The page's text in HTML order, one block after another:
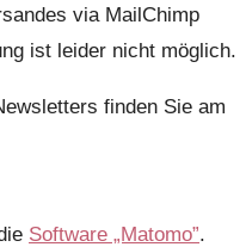
via MailChimp
ist leider nicht möglich.
finden Sie am
Software „Matomo”.